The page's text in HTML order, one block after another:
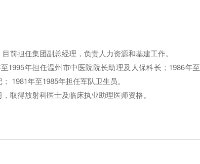
前担任集团副总经理，负责人力资源和基建工作。
1995年担任温州市中医院院长助理及人保科长；1986年至
1981年至1985年担任军队卫生员。
取得放射科医士及临床执业助理医师资格。